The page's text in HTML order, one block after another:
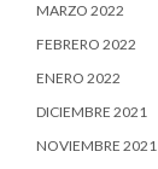
MARZO 2022
FEBRERO 2022
ENERO 2022
DICIEMBRE 2021
NOVIEMBRE 2021